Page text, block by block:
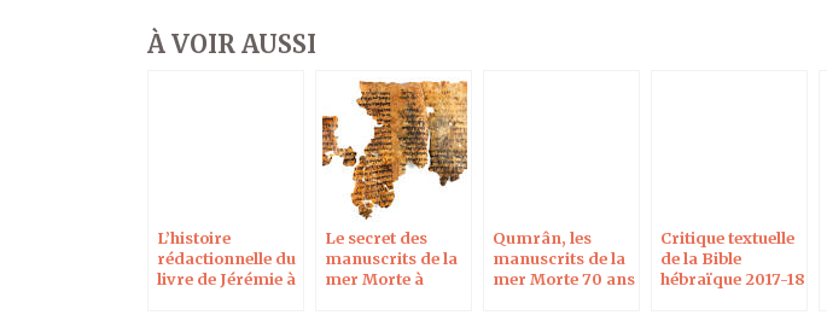
À VOIR AUSSI
L’histoire
rédactionnelle du
livre de Jérémie à
Le secret des
manuscrits de la
mer Morte à
Qumrân, les
manuscrits de la
mer Morte 70 ans
Critique textuelle
de la Bible
hébraïque 2017-18